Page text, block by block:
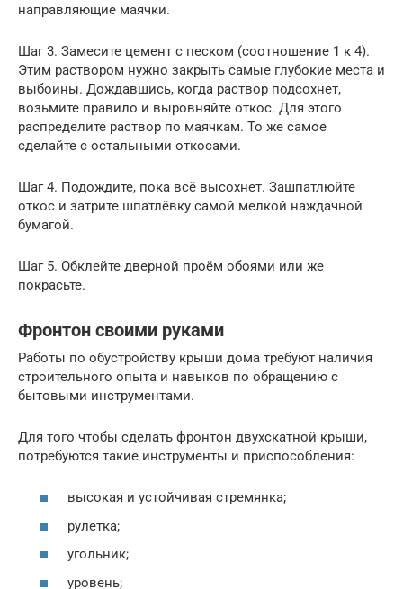
направляющие маячки.
Шаг 3. Замесите цемент с песком (соотношение 1 к 4).
Этим раствором нужно закрыть самые глубокие места и
выбоины. Дождавшись, когда раствор подсохнет,
возьмите правило и выровняйте откос. Для этого
распределите раствор по маячкам. То же самое
сделайте с остальными откосами.
Шаг 4. Подождите, пока всё высохнет. Зашпатлюйте
откос и затрите шпатлёвку самой мелкой наждачной
бумагой.
Шаг 5. Обклейте дверной проём обоями или же
покрасьте.
Фронтон своими руками
Работы по обустройству крыши дома требуют наличия
строительного опыта и навыков по обращению с
бытовыми инструментами.
Для того чтобы сделать фронтон двухскатной крыши,
потребуются такие инструменты и приспособления:
высокая и устойчивая стремянка;
рулетка;
угольник;
уровень;